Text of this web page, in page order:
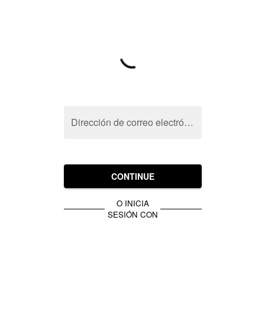
Dirección de correo electrónico
CONTINUE
O INICIA
SESIÓN CON